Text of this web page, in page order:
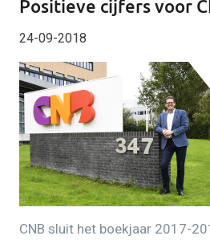
Positieve cijfers voor
24-09-2018
CNB sluit het boekjaar 2017-